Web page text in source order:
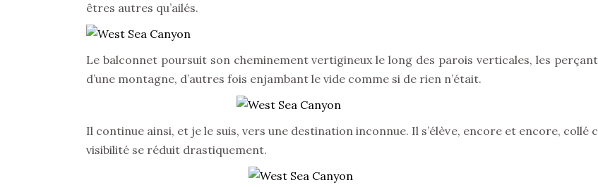
êtres autres qu’ailés.
Le balconnet poursuit son cheminement vertigineux le long des parois verticales, les
d’une montagne, d’autres fois enjambant le vide comme si de rien n’était.
Il continue ainsi, et je le suis, vers une destination inconnue. Il s’élève, encore et encore,
visibilité se réduit drastiquement.